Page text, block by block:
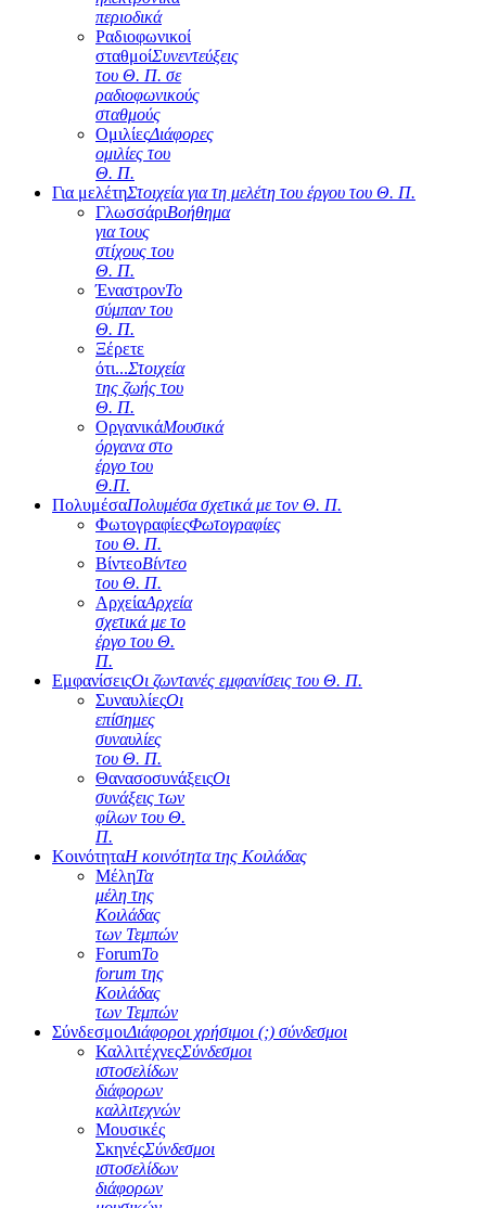
περιοδικά
Ραδιοφωνικοί
σταθμοίΣυνεντεύξεις
του Θ. Π. σε
ραδιοφωνικούς
σταθμούς
ΟμιλίεςΔιάφορες
ομιλίες του
Θ. Π.
Για μελέτηΣτοιχεία για τη μελέτη του έργου του Θ. Π.
ΓλωσσάριΒοήθημα
για τους
στίχους του
Θ. Π.
ΈναστρονΤο
σύμπαν του
Θ. Π.
Ξέρετε
ότι...Στοιχεία
της ζωής του
Θ. Π.
ΟργανικάΜουσικά
όργανα στο
έργο του
Θ.Π.
ΠολυμέσαΠολυμέσα σχετικά με τον Θ. Π.
ΦωτογραφίεςΦωτογραφίες
του Θ. Π.
ΒίντεοΒίντεο
του Θ. Π.
ΑρχείαΑρχεία
σχετικά με το
έργο του Θ.
Π.
ΕμφανίσειςΟι ζωντανές εμφανίσεις του Θ. Π.
ΣυναυλίεςΟι
επίσημες
συναυλίες
του Θ. Π.
ΘανασοσυνάξειςΟι
συνάξεις των
φίλων του Θ.
Π.
ΚοινότηταΗ κοινότητα της Κοιλάδας
ΜέληΤα
μέλη της
Κοιλάδας
των Τεμπών
ForumΤο
forum της
Κοιλάδας
των Τεμπών
ΣύνδεσμοιΔιάφοροι χρήσιμοι (;) σύνδεσμοι
ΚαλλιτέχνεςΣύνδεσμοι
ιστοσελίδων
διάφορων
καλλιτεχνών
Μουσικές
ΣκηνέςΣύνδεσμοι
ιστοσελίδων
διάφορων